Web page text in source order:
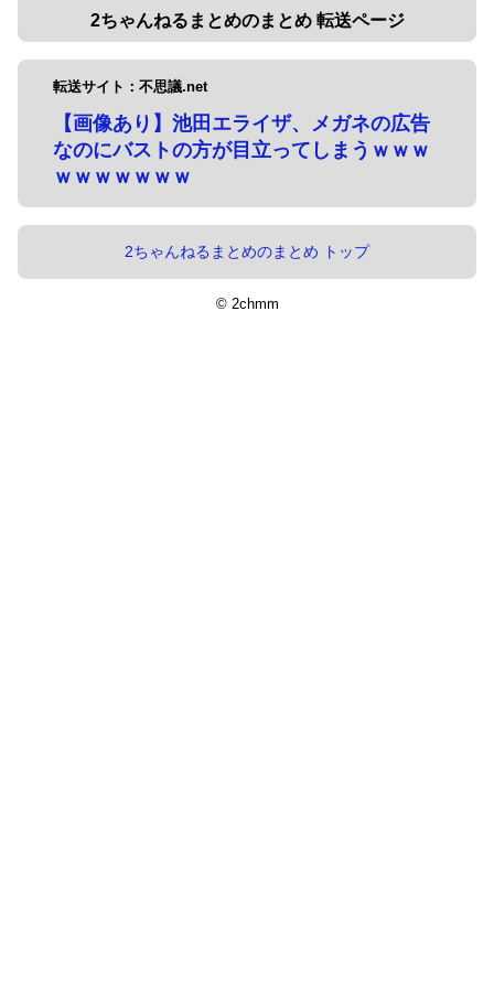
2ちゃんねるまとめのまとめ 転送ページ
転送サイト：不思議.net
【画像あり】池田エライザ、メガネの広告
なのにバストの方が目立ってしまうｗｗｗ
ｗｗｗｗｗｗｗ
2ちゃんねるまとめのまとめ トップ
© 2chmm